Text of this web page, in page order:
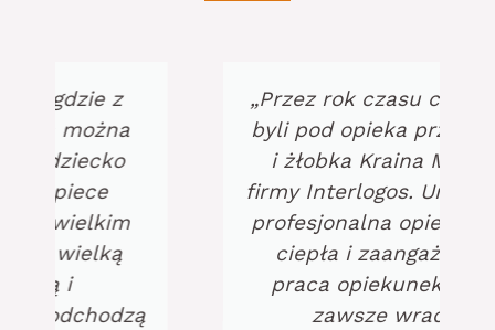
„Przez rok czasu córka i syn
byli pod opieka przedszkola
i żłobka Kraina Malucha
firmy Interlogos. Urzekła nas
profesjonalna opieka, pełne
ciepła i zaangażowania
praca opiekunek. Dzieci
zawsze wracały